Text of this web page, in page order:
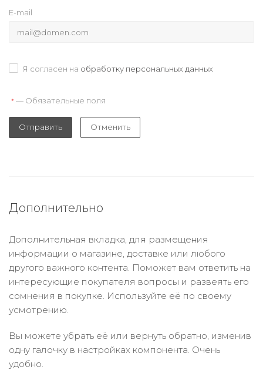
E-mail
Я согласен на обработку персональных данных
* — Обязательные поля
Отправить Отменить
Дополнительно
Дополнительная вкладка, для размещения
информации о магазине, доставке или любого
другого важного контента. Поможет вам ответить на
интересующие покупателя вопросы и развеять его
сомнения в покупке. Используйте её по своему
усмотрению.
Вы можете убрать её или вернуть обратно, изменив
одну галочку в настройках компонента. Очень
удобно.